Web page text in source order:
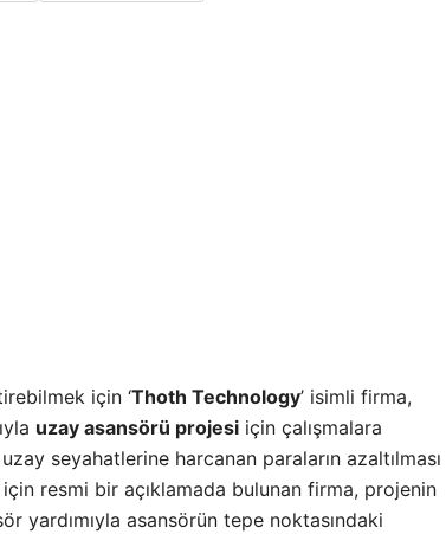
için ‘Thoth Technology’ isimli firma,
uzay asansörü projesi için çalışmalara
seyahatlerine harcanan paraların azaltılması
resmi bir açıklamada bulunan firma, projenin
yardımıyla asansörün tepe noktasındaki